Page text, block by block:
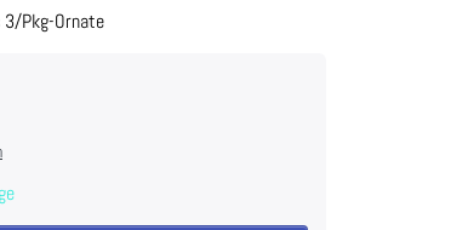
3/Pkg-Ornate